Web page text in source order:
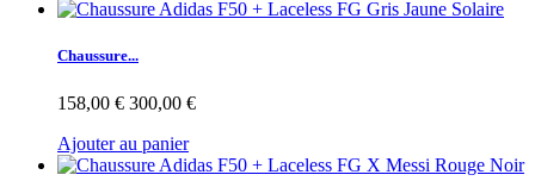
Chaussure...
158,00 € 300,00 €
Ajouter au panier